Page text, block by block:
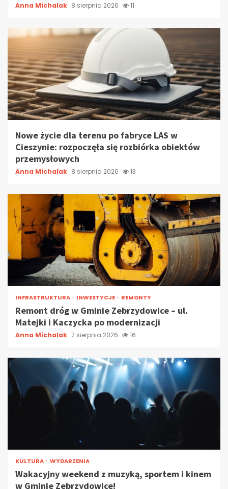
Anna Michalak 8 sierpnia 2026 11
Nowe życie dla terenu po fabryce LAS w
Cieszynie: rozpoczęła się rozbiórka obiektów
przemysłowych
Anna Michalak 8 sierpnia 2026 13
INFRASTRUKTURA INWESTYCJE REMONTY
Remont dróg w Gminie Zebrzydowice – ul.
Matejki i Kaczycka po modernizacji
Anna Michalak 7 sierpnia 2026 16
KULTURA WYDARZENIA
Wakacyjny weekend z muzyką, sportem i kinem
w Gminie Zebrzydowice!